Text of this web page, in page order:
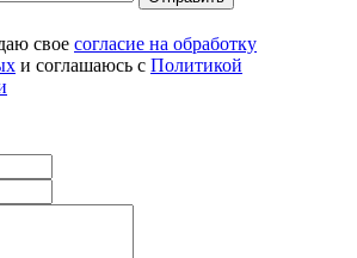
свое согласие на обработку
и соглашаюсь c Политикой